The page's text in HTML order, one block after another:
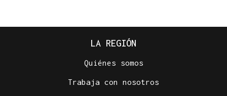
LA REGIÓN
Quiénes somos
Trabaja con nosotros